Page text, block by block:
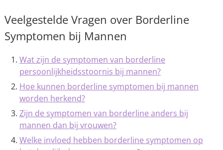
Veelgestelde Vragen over Borderline
Symptomen bij Mannen
Wat zijn de symptomen van borderline
persoonlijkheidsstoornis bij mannen?
Hoe kunnen borderline symptomen bij mannen
worden herkend?
Zijn de symptomen van borderline anders bij
mannen dan bij vrouwen?
Welke invloed hebben borderline symptomen op